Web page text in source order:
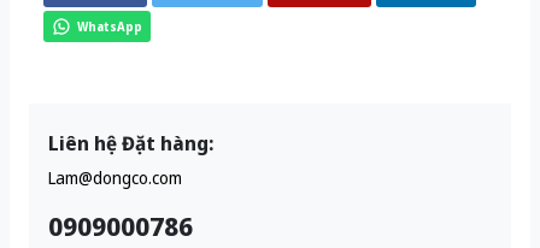
WhatsApp
Liên hệ Đặt hàng:
Lam@dongco.com
0909000786